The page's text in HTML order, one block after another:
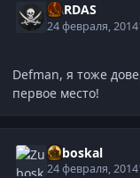
XARDAS
24 февраля, 2014
Defman, я тоже
первое место!
Zuboskal
24 февраля, 2014